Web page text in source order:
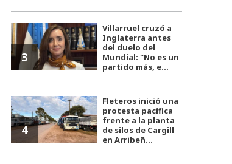
3
Villarruel cruzó a
Inglaterra antes
del duelo del
Mundial: "No es un
partido más, e...
4
Fleteros inició una
protesta pacífica
frente a la planta
de silos de Cargill
en Arribeñ...